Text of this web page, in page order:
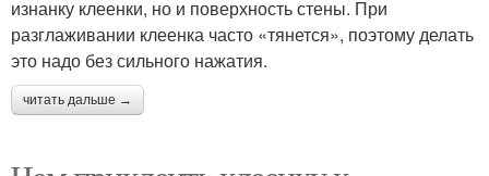
изнанку клеенки, но и поверхность стены. При
разглаживании клеенка часто «тянется», поэтому делать
это надо без сильного нажатия.
читать дальше →